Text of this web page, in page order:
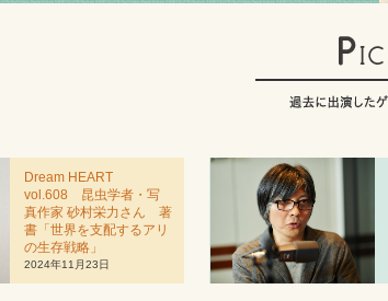
Dream HEART
vol.608 昆虫学者・写
真作家 砂村栄力さん 著
書「世界を支配するアリ
の生存戦略」
2024年11月23日